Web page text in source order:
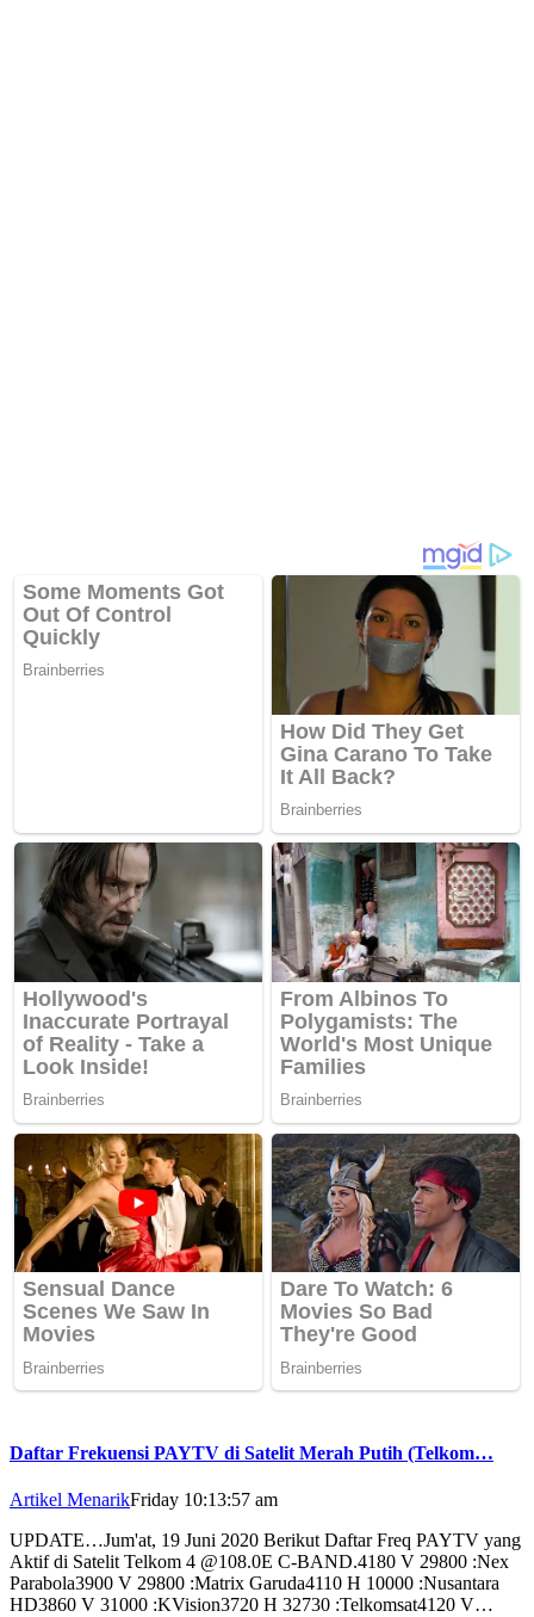
Daftar Frekuensi PAYTV di Satelit Merah Putih (Telkom…
Artikel MenarikFriday 10:13:57 am
UPDATE…Jum'at, 19 Juni 2020 Berikut Daftar Freq PAYTV yang
Aktif di Satelit Telkom 4 @108.0E C-BAND.4180 V 29800 :Nex
Parabola3900 V 29800 :Matrix Garuda4110 H 10000 :Nusantara
HD3860 V 31000 :KVision3720 H 32730 :Telkomsat4120 V…